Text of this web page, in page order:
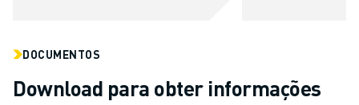
SOLUÇÕES PARA INDÚSTRIAS
SOLUÇÕES PARA SECTOR EDUCATIVO
WORLDSKILLS & JOVENS TALENTOS
DOCUMENTOS
Download para obter informações